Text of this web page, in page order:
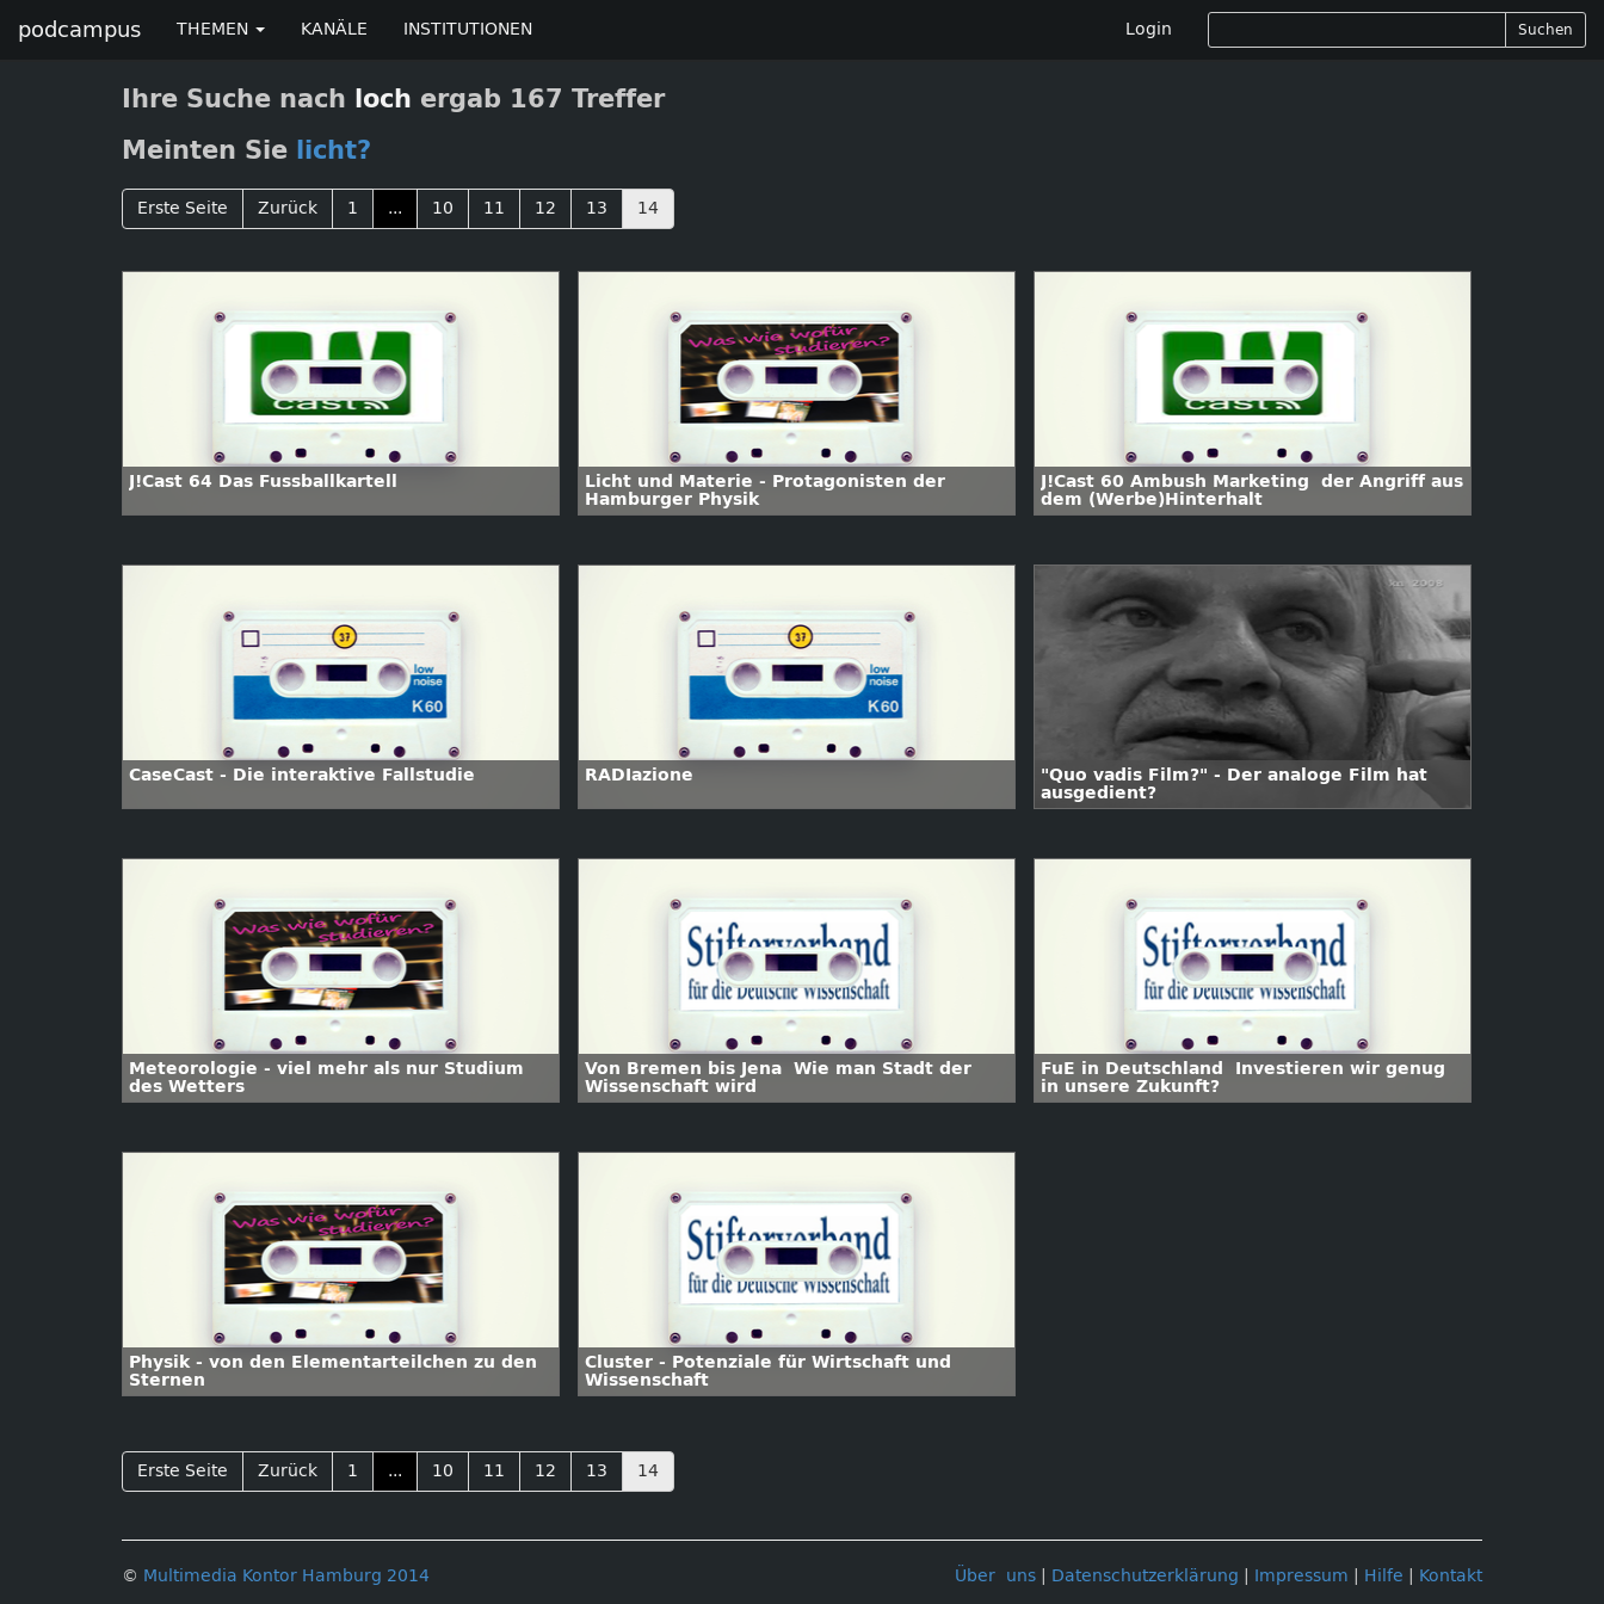
podcampus THEMEN KANÄLE INSTITUTIONEN Login Suchen
Ihre Suche nach loch ergab 167 Treffer
Meinten Sie
licht?
Erste Seite Zurück 1 ... 10 11 12 13 14
J!Cast 64 Das Fussballkartell
Licht und Materie - Protagonisten der
Hamburger Physik
J!Cast 60 Ambush Marketing  der Angriff aus
dem (Werbe)Hinterhalt
CaseCast - Die interaktive Fallstudie RADIazione
"Quo vadis Film?" - Der analoge Film hat
ausgedient?
Meteorologie - viel mehr als nur Studium
des Wetters
Von Bremen bis Jena  Wie man Stadt der
Wissenschaft wird
FuE in Deutschland  Investieren wir genug
in unsere Zukunft?
Physik - von den Elementarteilchen zu den
Sternen
Cluster - Potenziale für Wirtschaft und
Wissenschaft
Erste Seite Zurück 1 ... 10 11 12 13 14
Über uns Datenschutzerklärung Impressum Hilfe Kontakt
© Multimedia Kontor Hamburg 2014